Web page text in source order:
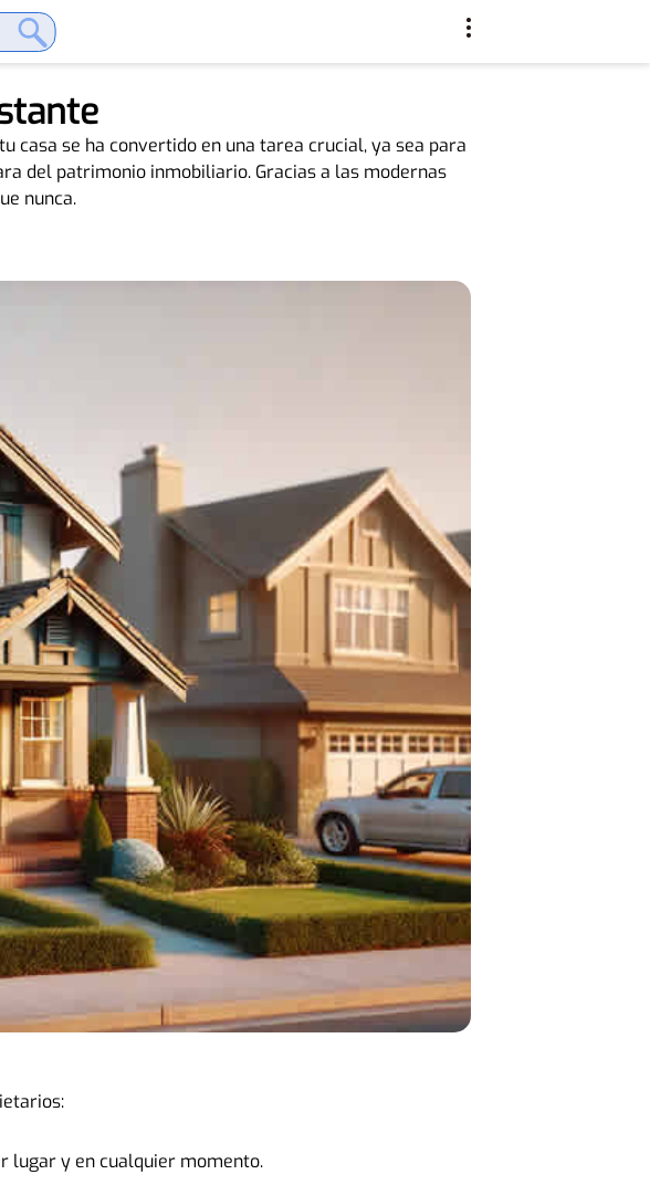
se ha convertido en una tarea crucial, ya sea para
del patrimonio inmobiliario. Gracias a las modernas
nunca.
lugar y en cualquier momento.